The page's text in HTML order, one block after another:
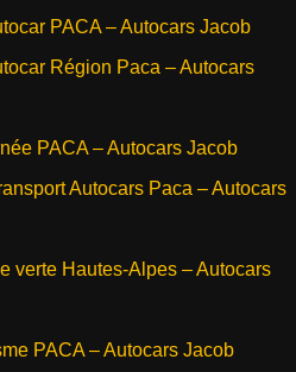
PACA – Autocars Jacob
Région Paca – Autocars
PACA – Autocars Jacob
Autocars Paca – Autocars
verte Hautes-Alpes – Autocars
PACA – Autocars Jacob